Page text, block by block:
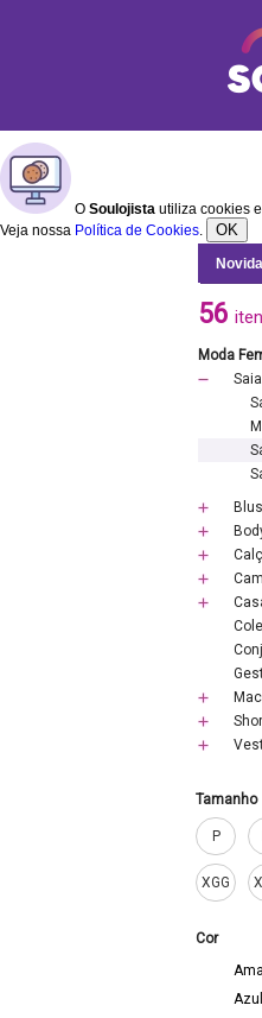
O Soulojista utiliza cookies
Veja nossa Política de Cookies. OK
56
Moda
Tamanho
P
XGG
Cor